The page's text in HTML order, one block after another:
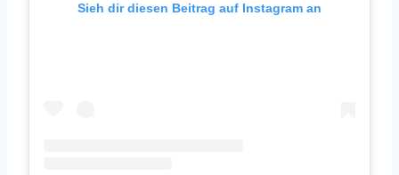
Sieh dir diesen Beitrag auf Instagram an